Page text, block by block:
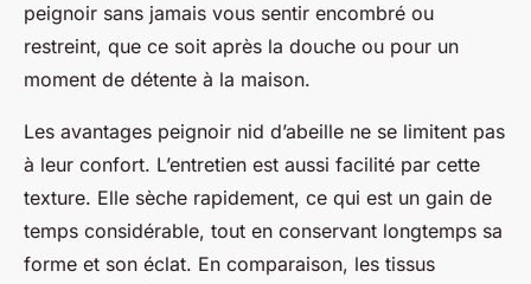
peignoir sans jamais vous sentir encombré ou
restreint, que ce soit après la douche ou pour un
moment de détente à la maison.
Les avantages peignoir nid d’abeille ne se limitent pas
à leur confort. L’entretien est aussi facilité par cette
texture. Elle sèche rapidement, ce qui est un gain de
temps considérable, tout en conservant longtemps sa
forme et son éclat. En comparaison, les tissus